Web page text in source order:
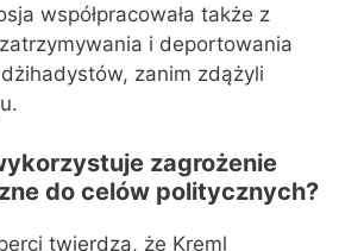
współpracowała także z
i deportowania
zanim zdążyli
zagrożenie
do celów politycznych?
twierdzą, że Kreml